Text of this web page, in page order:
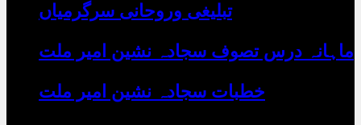
تبلیغی وروحانی سرگرمیاں
ماہانہ درس تصوف سجادہ نشین امیر ملت
خطبات سجادہ نشین امیر ملت